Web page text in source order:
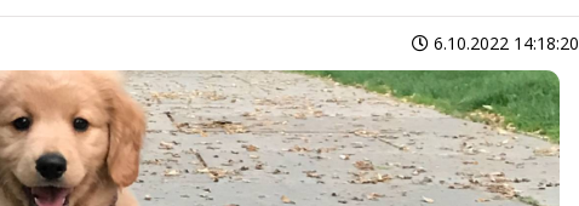
6.10.2022 14:18:20